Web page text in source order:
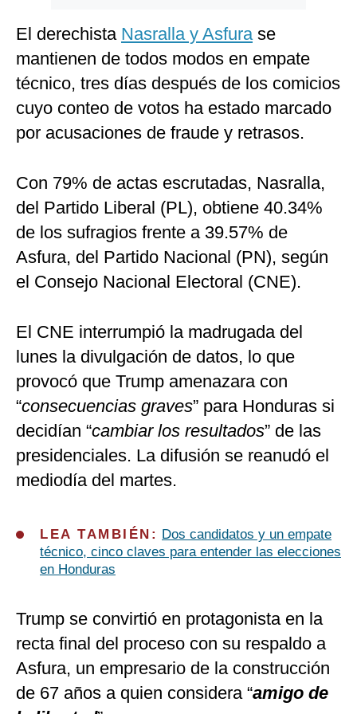
El derechista Nasralla y Asfurase
mantienen de todos modos en empate
técnico, tres días después de los comicios
cuyo conteo de votos ha estado marcado
por acusaciones de fraude y retrasos.
Con 79% de actas escrutadas, Nasralla,
del Partido Liberal (PL), obtiene 40.34%
de los sufragios frente a 39.57% de
Asfura, del Partido Nacional (PN), según
el Consejo Nacional Electoral (CNE).
El CNE interrumpió la madrugada del
lunes la divulgación de datos, lo que
provocó que Trump amenazara con
“consecuencias graves” para Honduras si
decidían “cambiar los resultados” de las
presidenciales. La difusión se reanudó el
mediodía del martes.
LEA TAMBIÉN:
Dos candidatos y un empate
técnico, cinco claves para entender las elecciones
en Honduras
Trump se convirtió en protagonista en la
recta final del proceso con su respaldo a
Asfura, un empresario de la construcción
de 67 años a quien considera “amigo de